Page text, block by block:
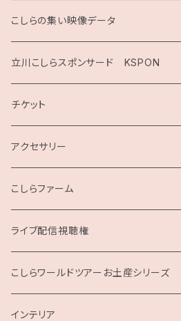
こしらの集い映像データ
2020
2019
こしらガンベッタ
立川こしらスポンサード KSPON
チケット
アクセサリー
こしらファーム
ライブ配信視聴権
こしらの集いweb
こしらワールドツアーお土産シリーズ
インテリア